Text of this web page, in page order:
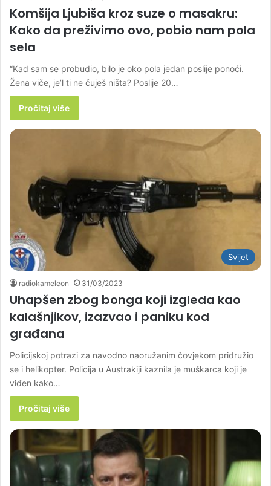
Komšija Ljubiša kroz suze o masakru:
Kako da preživimo ovo, pobio nam pola
sela
“Kad sam se probudio, bilo je oko pola jedan poslije ponoći.
Žena viče, je’l ti ne čuješ ništa? Poslije 20…
Pročitaj više
Svijet
radiokameleon 31/03/2023
Uhapšen zbog bonga koji izgleda kao
kalašnjikov, izazvao i paniku kod
građana
Policijskoj potrazi za navodno naoružanim čovjekom pridružio
se i helikopter. Policija u Austrakiji kaznila je muškarca koji je
viđen kako…
Pročitaj više